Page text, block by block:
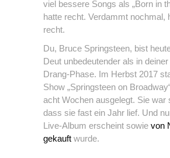
viel bessere Songs als „Born in
hatte recht. Verdammt nochmal,
recht.
Du, Bruce Springsteen, bist
Deut unbedeutender als in
Drang-Phase. Im Herbst 2017
Show „Springsteen on
acht Wochen ausgelegt. Sie war
dass sie fast ein Jahr lief. Und
Live-Album erscheint sowie von
gekauft wurde.